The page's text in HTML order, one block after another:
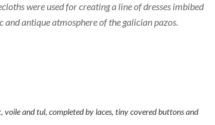
were used for creating a line of dresses imbibed
antique atmosphere of the galician pazos.
voile and tul, completed by laces, tiny covered buttons and